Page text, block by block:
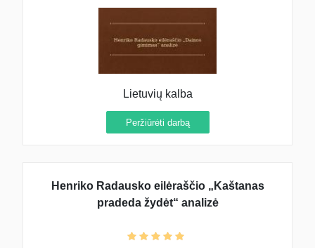
Lietuvių kalba
Peržiūrėti darbą
Henriko Radausko eilėraščio „Kaštanas
pradeda žydėt“ analizė